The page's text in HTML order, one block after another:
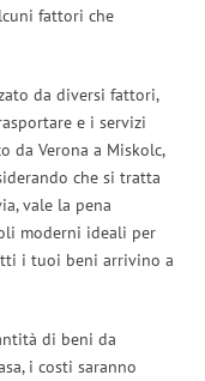
fattori che
da diversi fattori,
e i servizi
da Verona a Miskolc,
che si tratta
vale la pena
moderni ideali per
i tuoi beni arrivino a
di beni da
i costi saranno